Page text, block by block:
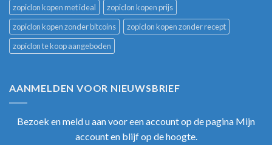
zopiclon kopen met ideal
zopiclon kopen prijs
zopiclon kopen zonder bitcoins
zopiclon kopen zonder recept
zopiclon te koop aangeboden
AANMELDEN VOOR NIEUWSBRIEF
Bezoek en meld u aan voor een account op de pagina Mijn
account en blijf op de hoogte.